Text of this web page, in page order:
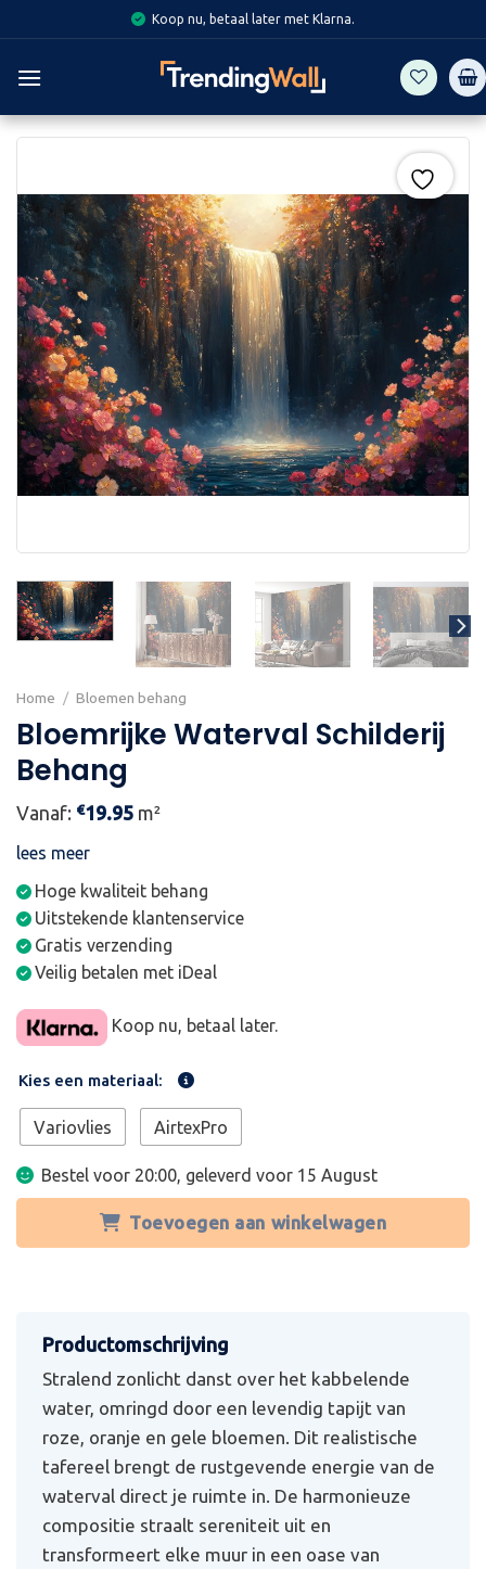
to
content
Koop nu, betaal later met Klarna.
Home / Bloemen behang
Bloemrijke Waterval Schilderij
Behang
Vanaf: €19.95 m²
lees meer
Hoge kwaliteit behang
Uitstekende klantenservice
Gratis verzending
Veilig betalen met iDeal
Koop nu, betaal later.
Kies een materiaal:
Variovlies AirtexPro
Bestel voor 20:00, geleverd voor 15 August
Toevoegen aan winkelwagen
Stralend zonlicht danst over het kabbelende
water, omringd door een levendig tapijt van
roze, oranje en gele bloemen. Dit realistische
tafereel brengt de rustgevende energie van de
waterval direct je ruimte in. De harmonieuze
compositie straalt sereniteit uit en
transformeert elke muur in een oase van